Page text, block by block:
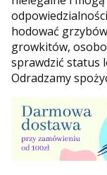
hodować
growkitów,
sprawdzić status
Odradzamy